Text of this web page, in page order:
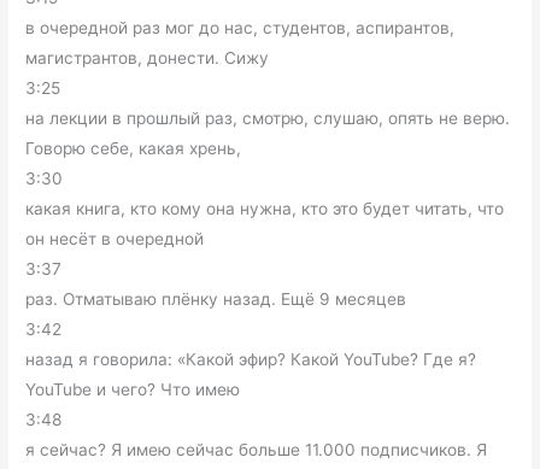
в очередной раз мог до нас, студентов, аспирантов,
магистрантов, донести. Сижу
3:25
на лекции в прошлый раз, смотрю, слушаю, опять не верю.
Говорю себе, какая хрень,
3:30
какая книга, кто кому она нужна, кто это будет читать, что
он несёт в очередной
3:37
раз. Отматываю плёнку назад. Ещё 9 месяцев
3:42
назад я говорила: «Какой эфир? Какой YouTube? Где я?
YouTube и чего? Что имею
3:48
я сейчас? Я имею сейчас больше 11.000 подписчиков. Я